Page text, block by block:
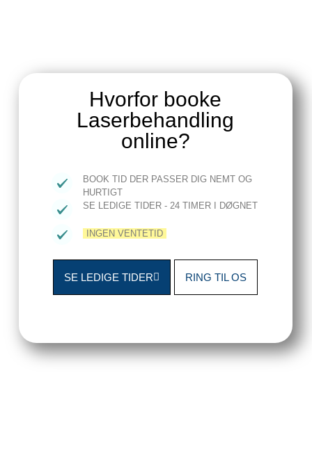
Hvorfor booke
Laserbehandling
online?
BOOK TID DER PASSER DIG NEMT OG
HURTIGT
SE LEDIGE TIDER - 24 TIMER I DØGNET
INGEN VENTETID
SE LEDIGE TIDER RING TIL OS